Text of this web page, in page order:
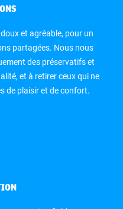
et agréable, pour un
partagées. Nous nous
des préservatifs et
et à retirer ceux qui ne
de plaisir et de confort.